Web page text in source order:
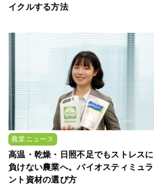
イクルする方法
農業ニュース
高温・乾燥・日照不足でもストレスに
負けない農業へ。バイオスティミュラ
ント資材の選び方